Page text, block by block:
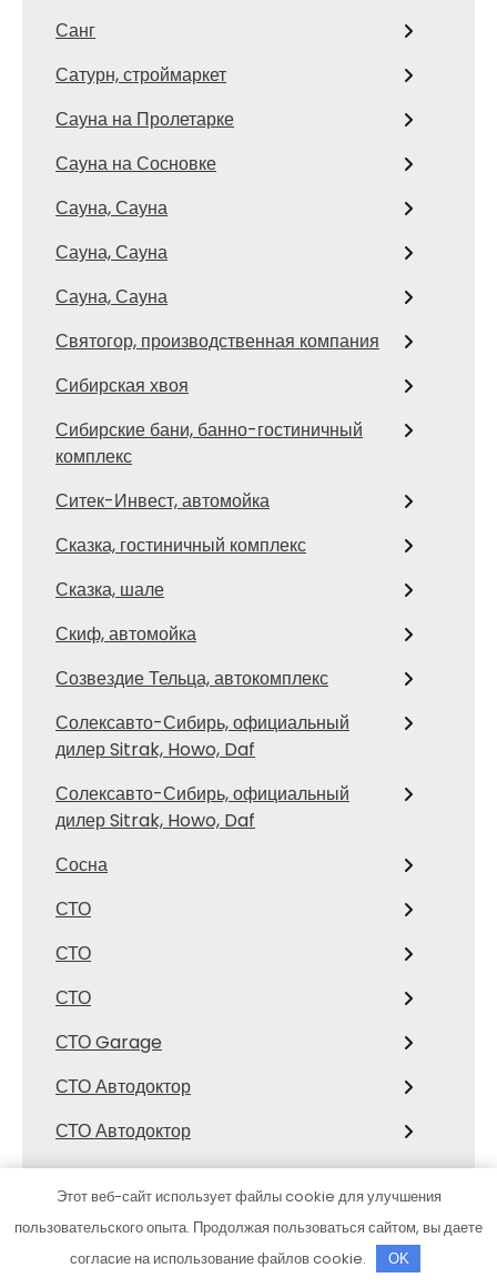
Санг
Сатурн, строймаркет
Сауна на Пролетарке
Сауна на Сосновке
Сауна, Сауна
Сауна, Сауна
Сауна, Сауна
Святогор, производственная компания
Сибирская хвоя
Сибирские бани, банно-гостиничный
комплекс
Ситек-Инвест, автомойка
Сказка, гостиничный комплекс
Сказка, шале
Скиф, автомойка
Созвездие Тельца, автокомплекс
Солексавто-Сибирь, официальный
дилер Sitrak, Howo, Daf
Солексавто-Сибирь, официальный
дилер Sitrak, Howo, Daf
Сосна
СТО
СТО
СТО
СТО Garage
СТО Автодоктор
СТО Автодоктор
СТО Автолидер
СТО Аккорд19
СТО Амур
Этот веб-сайт использует файлы cookie для улучшения
пользовательского опыта. Продолжая пользоваться сайтом, вы даете
согласие на использование файлов cookie.
OK